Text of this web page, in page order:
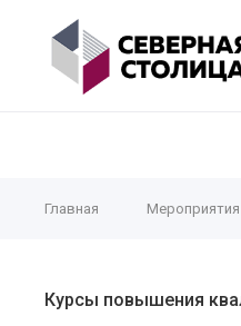
Главная Мероприятия
Курсы повышения